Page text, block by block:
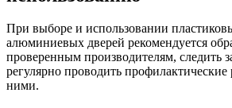
При выборе и использовании
алюминиевых дверей рекомендуется
проверенным производителям, следить
регулярно проводить профилактические
ними.